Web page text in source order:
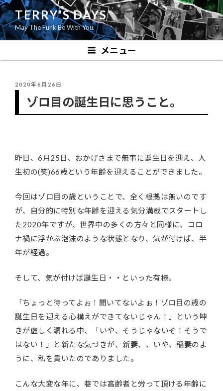
コ
ン
テ
ン
TERRY'S DAYS
May The Funk Be With You.
メニュー
投
2020年6月26日
ゾロ目の誕生日に思うこと。
昨日、6月25日、おかげさまで無事に誕生日を迎え、人
生初の(笑)66歳という年齢を迎えることができました。
今回はゾロ目の歳ということで、全く根拠は無いのです
が、自分的に特別な年齢を迎える気分満載でスタートし
た2020年ですが、世界中の多くの方々と同様に、コロ
ナ禍に浮かぶ泡沫のような状態となり、気が付けば、半
年が経過。
そして、気が付けば誕生日・・といった有様。
「ちょっと待ってよぉ！聞いてないよぉ！ゾロ目の歳の
誕生日を迎える心構えができてないじゃん！」という呻
きが虚しく漏れる中、「いや、そうじゃないぞ！そうで
はない！」と新たな気づきが、新妻、、いや、稲妻のよ
うに、私を貫いたのでありました。
こんな大変な年に、巷では高齢者と労って頂ける年齢に